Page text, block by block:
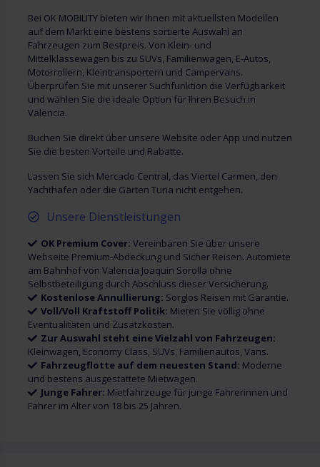
Bei OK MOBILITY bieten wir Ihnen mit aktuellsten Modellen
auf dem Markt eine bestens sortierte Auswahl an
Fahrzeugen zum Bestpreis. Von Klein- und
Mittelklassewagen bis zu SUVs, Familienwagen, E-Autos,
Motorrollern, Kleintransportern und Campervans.
Überprüfen Sie mit unserer Suchfunktion die Verfügbarkeit
und wählen Sie die ideale Option für Ihren Besuch in
Valencia.
Buchen Sie direkt über unsere Website oder App und nutzen
Sie die besten Vorteile und Rabatte.
Lassen Sie sich Mercado Central, das Viertel Carmen, den
Yachthafen oder die Gärten Turia nicht entgehen.
Unsere Dienstleistungen
OK Premium Cover: Vereinbaren Sie über unsere
Webseite Premium-Abdeckung und Sicher Reisen. Automiete
am Bahnhof von Valencia Joaquin Sorolla ohne
Selbstbeteiligung durch Abschluss dieser Versicherung.
Kostenlose Annullierung: Sorglos Reisen mit Garantie.
Voll/Voll Kraftstoff Politik: Mieten Sie völlig ohne
Eventualitäten und Zusatzkosten.
Zur Auswahl steht eine Vielzahl von Fahrzeugen:
Kleinwagen, Economy Class, SUVs, Familienautos, Vans.
Fahrzeugflotte auf dem neuesten Stand: Moderne
und bestens ausgestattete Mietwagen.
Junge Fahrer: Mietfahrzeuge für junge Fahrerinnen und
Fahrer im Alter von 18 bis 25 Jahren.